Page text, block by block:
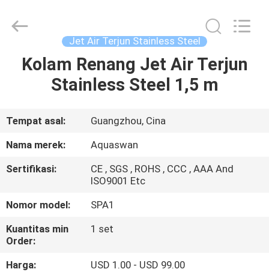
RUMAH
TENTANG
KAMI
TUR
PABRIK
KONTROL
water
co,.ltd.
Reserved.
Jet Air Terjun Stainless Steel
Kolam Renang Jet Air Terjun
Stainless Steel 1,5 m
Tempat asal:
Guangzhou, Cina
Nama merek:
Aquaswan
Sertifikasi:
CE , SGS , ROHS , CCC , AAA And
ISO9001 Etc
Nomor model:
SPA1
Kuantitas min
Order:
1 set
Harga:
USD 1.00 - USD 99.00